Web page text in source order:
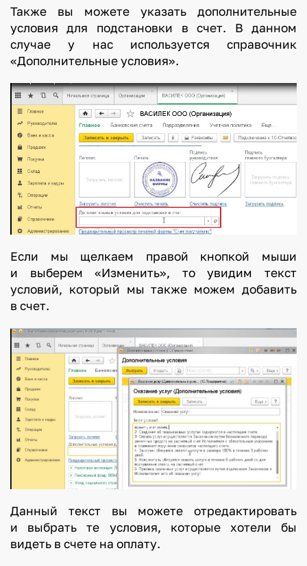
Также вы можете указать дополнительные
условия для подстановки в счет. В данном
случае у нас используется справочник
«Дополнительные условия».
Если мы щелкаем правой кнопкой мыши
и выберем «Изменить», то увидим текст
условий, который мы также можем добавить
в счет.
Данный текст вы можете отредактировать
и выбрать те условия, которые хотели бы
видеть в счете на оплату.